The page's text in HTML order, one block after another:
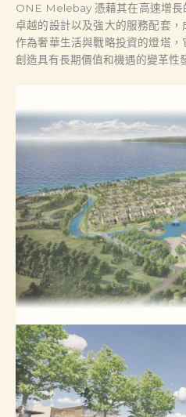
ONE Melebay 憑藉其在高速增長
卓越的設計以及強大的服務配套，
作為奢華生活與戰略投資的燈塔
創造具有長期價值和機遇的變革性